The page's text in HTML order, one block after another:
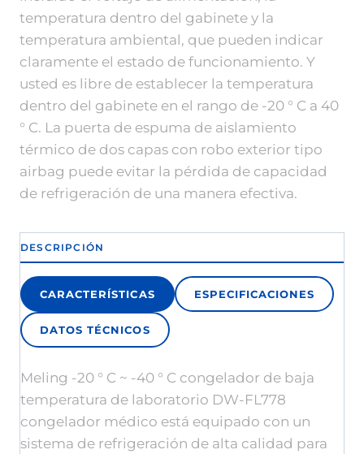
temperatura dentro del gabinete y la
temperatura ambiental, que pueden indicar
claramente el estado de funcionamiento. Y
usted es libre de establecer la temperatura
dentro del gabinete en el rango de -20 ° C a 40
° C. La puerta de espuma de aislamiento
térmico de dos capas con robo exterior tipo
airbag puede evitar la pérdida de capacidad
de refrigeración de una manera efectiva.
DESCRIPCIÓN
CARACTERÍSTICAS ESPECIFICACIONES
DATOS TÉCNICOS
Meling -20 ° C ~ -40 ° C congelador de baja
temperatura de laboratorio DW-FL778
congelador médico está equipado con un
sistema de refrigeración de alta calidad para